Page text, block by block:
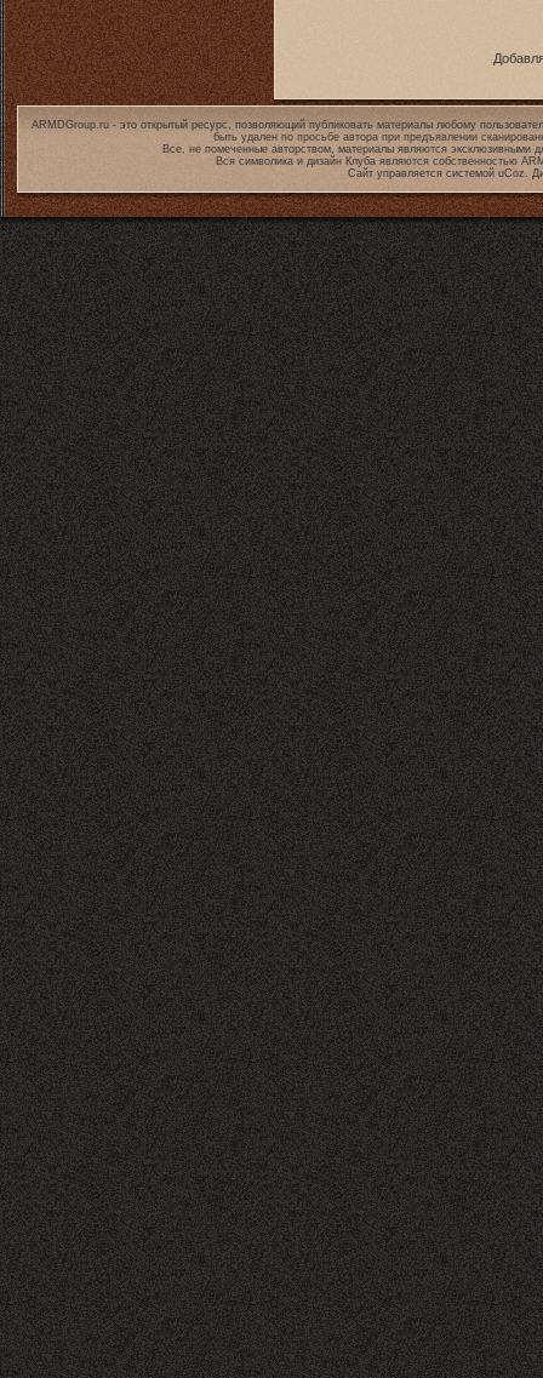
ARMDGroup.ru - это открытый ресурс, позволяющий публиковать материалы любому
быть удален по просьбе автора при предъявлении
Все, не помеченные авторством, материалы являются эксклюзивными
Вся символика и дизайн Клуба являются собственностью
Сайт управляется системой uCoz.